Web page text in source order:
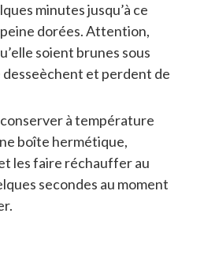
minutes jusqu’à ce
peine dorées. Attention,
soient brunes sous
desseèchent et perdent de
à température
boîte hermétique,
les faire réchauffer au
secondes au moment